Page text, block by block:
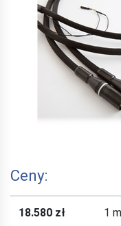
Ceny:
18.580 zł 1